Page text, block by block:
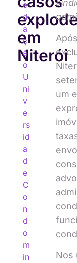
em
Niterói
e
d
a
ç
ã
o
U
ni
v
e
rs
id
a
d
e
C
o
n
d
o
m
in
um
Nos